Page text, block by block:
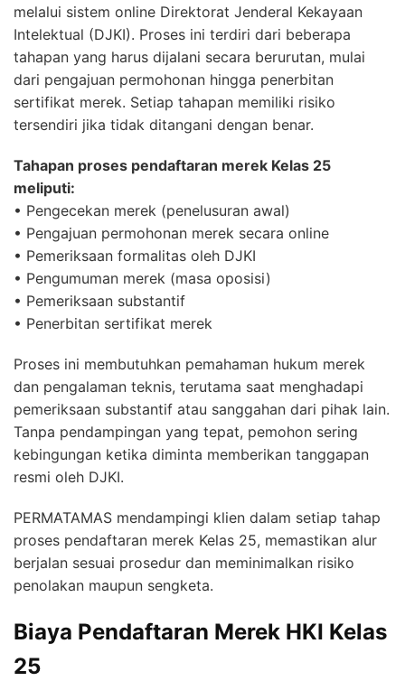
melalui sistem online Direktorat Jenderal Kekayaan
Intelektual (DJKI). Proses ini terdiri dari beberapa
tahapan yang harus dijalani secara berurutan, mulai
dari pengajuan permohonan hingga penerbitan
sertifikat merek. Setiap tahapan memiliki risiko
tersendiri jika tidak ditangani dengan benar.
Tahapan proses pendaftaran merek Kelas 25
meliputi:
• Pengecekan merek (penelusuran awal)
• Pengajuan permohonan merek secara online
• Pemeriksaan formalitas oleh DJKI
• Pengumuman merek (masa oposisi)
• Pemeriksaan substantif
• Penerbitan sertifikat merek
Proses ini membutuhkan pemahaman hukum merek
dan pengalaman teknis, terutama saat menghadapi
pemeriksaan substantif atau sanggahan dari pihak lain.
Tanpa pendampingan yang tepat, pemohon sering
kebingungan ketika diminta memberikan tanggapan
resmi oleh DJKI.
PERMATAMAS mendampingi klien dalam setiap tahap
proses pendaftaran merek Kelas 25, memastikan alur
berjalan sesuai prosedur dan meminimalkan risiko
penolakan maupun sengketa.
Biaya Pendaftaran Merek HKI Kelas
25